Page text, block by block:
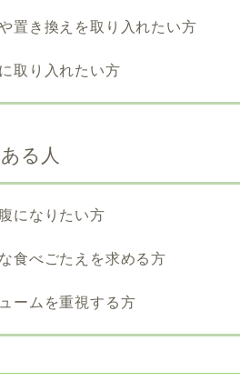
置き換えを取り入れたい方
取り入れたい方
る人
になりたい方
食べごたえを求める方
ームを重視する方